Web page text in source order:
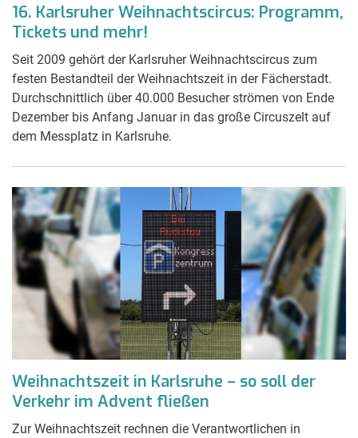
16. Karlsruher Weihnachtscircus: Programm,
Tickets und mehr!
Seit 2009 gehört der Karlsruher Weihnachtscircus zum
festen Bestandteil der Weihnachtszeit in der Fächerstadt.
Durchschnittlich über 40.000 Besucher strömen von Ende
Dezember bis Anfang Januar in das große Circuszelt auf
dem Messplatz in Karlsruhe.
Weihnachtszeit in Karlsruhe – so soll der
Verkehr im Advent fließen
Zur Weihnachtszeit rechnen die Verantwortlichen in